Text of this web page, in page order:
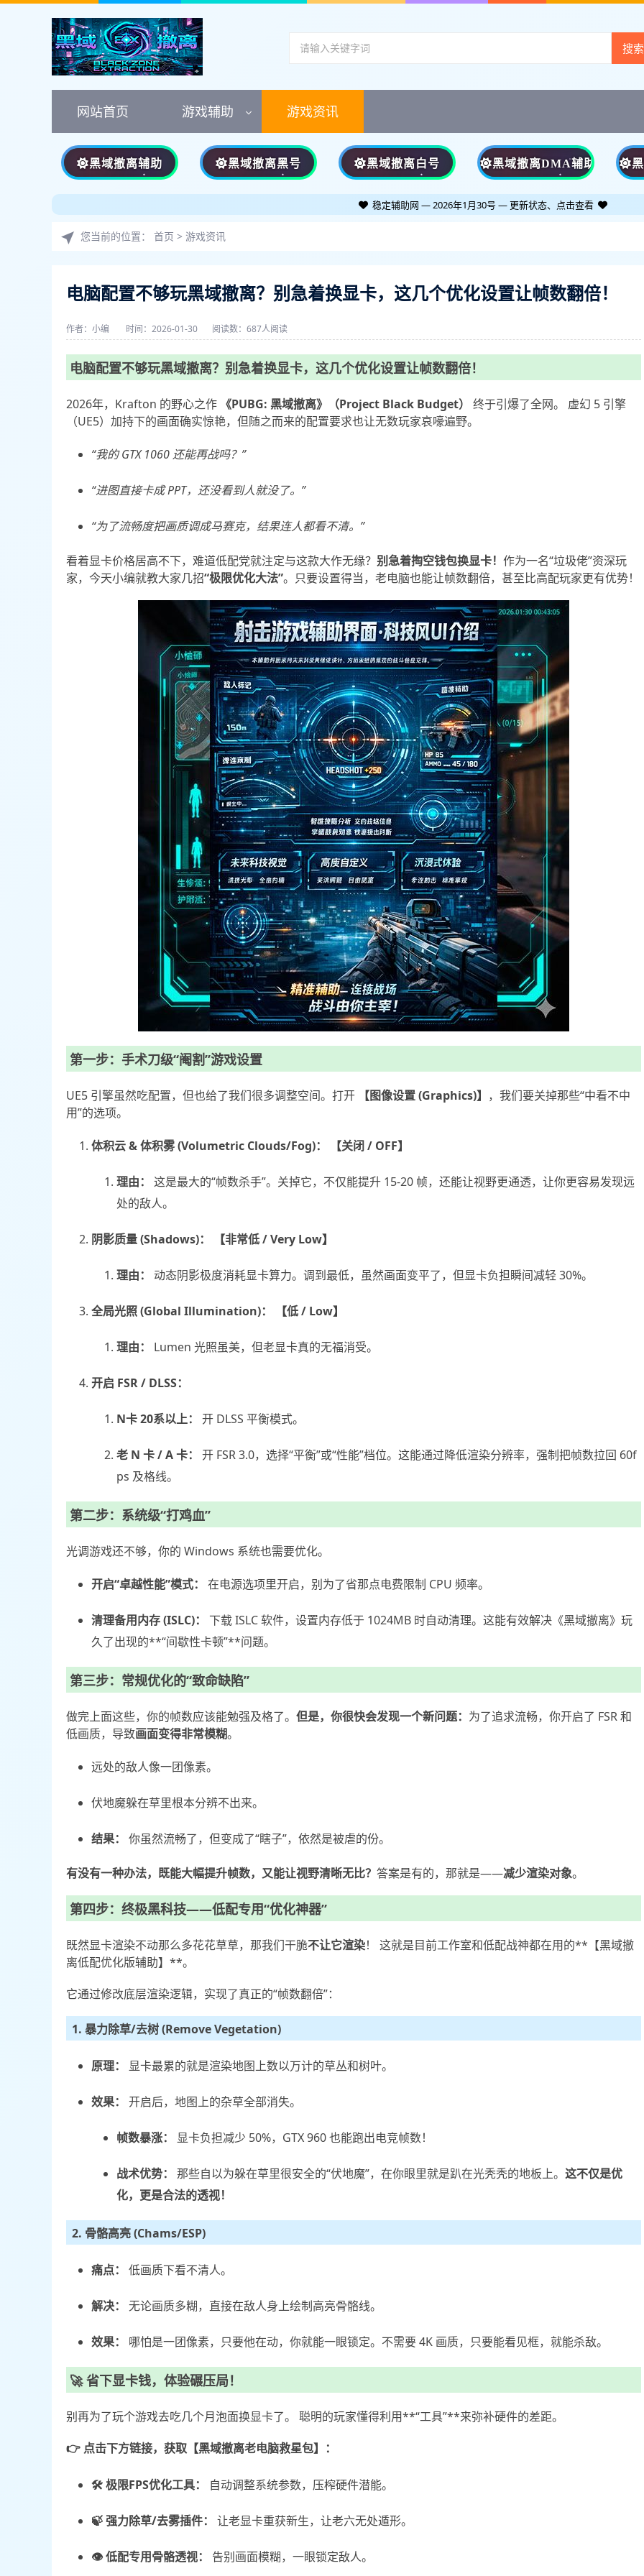
网站首页 游戏辅助 游戏资讯
黑域撤离辅助 黑域撤离黑号 黑域撤离白号 黑域撤离DMA辅助
稳定辅助网 — 2026年1月30号 — 更新状态、点击查看
您当前的位置： 首页 > 游戏资讯
电脑配置不够玩黑域撤离？别急着换显卡，这几个优化设置让帧数翻倍！
作者：小编 时间：2026-01-30 阅读数： 687人阅读
电脑配置不够玩黑域撤离？别急着换显卡，这几个优化设置让帧数翻倍！
2026年，Krafton 的野心之作 《PUBG: 黑域撤离》（Project Black Budget）
终于引爆了全网。 虚幻 5 引擎
（UE5）加持下的画面确实惊艳，但随之而来的配置要求也让无数玩家哀嚎遍野。
“我的 GTX 1060 还能再战吗？”
“进图直接卡成 PPT，还没看到人就没了。”
“为了流畅度把画质调成马赛克，结果连人都看不清。”
看着显卡价格居高不下，难道低配党就注定与这款大作无缘？ 别急着掏空钱包换显卡！ 作为一名“垃圾佬”资深玩
家，今天小编就教大家几招“极限优化大法”。只要设置得当，老电脑也能让帧数翻倍，甚至比高配玩家更有优势！
第一步：手术刀级“阉割”游戏设置
UE5 引擎虽然吃配置，但也给了我们很多调整空间。打开 【图像设置 (Graphics)】 ，我们要关掉那些“中看不中
用”的选项。
体积云 & 体积雾 (Volumetric Clouds/Fog)： 【关闭 / OFF】
理由：
这是最大的“帧数杀手”。关掉它，不仅能提升 15-20 帧，还能让视野更通透，让你更容易发现远
处的敌人。
阴影质量 (Shadows)： 【非常低 / Very Low】
理由： 动态阴影极度消耗显卡算力。调到最低，虽然画面变平了，但显卡负担瞬间减轻 30%。
全局光照 (Global Illumination)： 【低 / Low】
理由： Lumen 光照虽美，但老显卡真的无福消受。
开启 FSR / DLSS：
N卡 20系以上： 开 DLSS 平衡模式。
老 N 卡 / A 卡：
开 FSR 3.0，选择“平衡”或“性能”档位。这能通过降低渲染分辨率，强制把帧数拉回 60f
ps 及格线。
第二步：系统级“打鸡血”
光调游戏还不够，你的 Windows 系统也需要优化。
开启“卓越性能”模式： 在电源选项里开启，别为了省那点电费限制 CPU 频率。
清理备用内存 (ISLC)： 下载ISLC软件，设置内存低于 1024MB 时自动清理。这能有效解决《黑域撤离》玩
久了出现的**“间歇性卡顿”**问题。
第三步：常规优化的“致命缺陷”
做完上面这些，你的帧数应该能勉强及格了。 但是，你很快会发现一个新问题： 为了追求流畅，你开启了 FSR 和
低画质，导致画面变得非常模糊。
远处的敌人像一团像素。
伏地魔躲在草里根本分辨不出来。
结果： 你虽然流畅了，但变成了“瞎子”，依然是被虐的份。
有没有一种办法，既能大幅提升帧数，又能让视野清晰无比？ 答案是有的，那就是——减少渲染对象。
第四步：终极黑科技——低配专用“优化神器”
既然显卡渲染不动那么多花花草草，那我们干脆不让它渲染！ 这就是目前工作室和低配战神都在用的**【黑域撤
离低配优化版辅助】**。
它通过修改底层渲染逻辑，实现了真正的“帧数翻倍”：
1. 暴力除草/去树 (Remove Vegetation)
原理： 显卡最累的就是渲染地图上数以万计的草丛和树叶。
效果： 开启后，地图上的杂草全部消失。
帧数暴涨： 显卡负担减少 50%，GTX 960 也能跑出电竞帧数！
战术优势： 那些自以为躲在草里很安全的“伏地魔”，在你眼里就是趴在光秃秃的地板上。 这不仅是优
化，更是合法的透视！
2. 骨骼高亮 (Chams/ESP)
痛点： 低画质下看不清人。
解决： 无论画质多糊，直接在敌人身上绘制高亮骨骼线。
效果： 哪怕是一团像素，只要他在动，你就能一眼锁定。不需要 4K 画质，只要能看见框，就能杀敌。
🚀 省下显卡钱，体验碾压局！
别再为了玩个游戏去吃几个月泡面换显卡了。 聪明的玩家懂得利用**“工具”**来弥补硬件的差距。
👉 点击下方链接，获取【黑域撤离老电脑救星包】：
🛠️ 极限FPS优化工具： 自动调整系统参数，压榨硬件潜能。
🍃 强力除草/去雾插件： 让老显卡重获新生，让老六无处遁形。
👁️ 低配专用骨骼透视： 告别画面模糊，一眼锁定敌人。